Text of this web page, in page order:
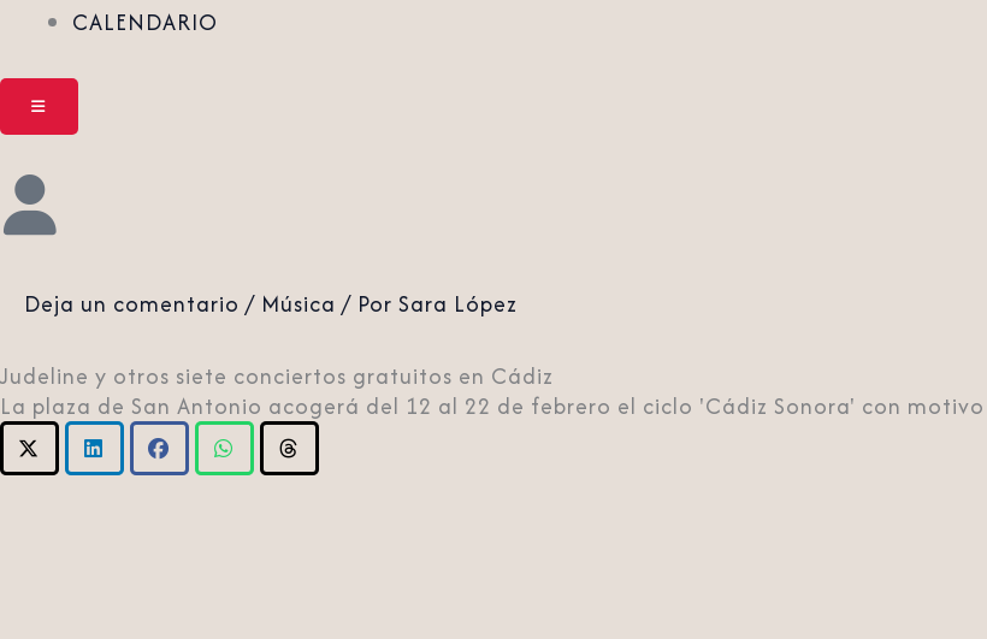
CALENDARIO
Deja un comentario / Música / Por Sara López
Judeline y otros siete conciertos gratuitos en Cádiz
La plaza de San Antonio acogerá del 12 al 22 de febrero el ciclo 'Cádiz Sonora' con